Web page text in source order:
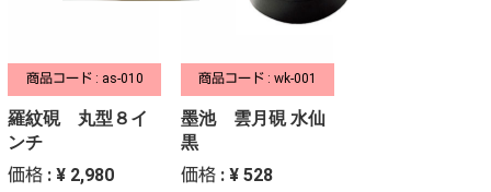
商品コード : as-010
羅紋硯 丸型８イ
ンチ
価格 : ¥ 2,980
商品コード : wk-001
墨池 雲月硯 水仙
黒
価格 : ¥ 528